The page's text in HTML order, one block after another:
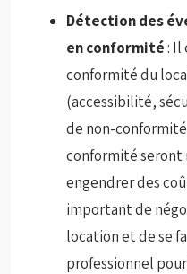
Détection des
en conformité: Il
conformité du
(accessibilité,
de non-
conformité seront
engendrer des
important de
location et de se
professionnel